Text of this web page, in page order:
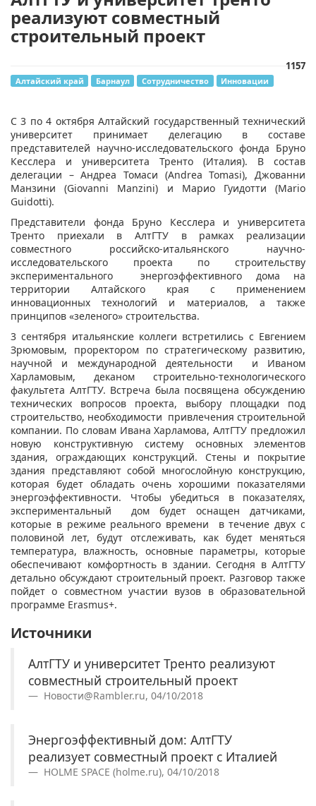
реализуют совместный
строительный проект
1157
Алтайский край Барнаул Сотрудничество Инновации
С 3 по 4 октября Алтайский государственный технический
университет принимает делегацию в составе
представителей научно-исследовательского фонда Бруно
Кесслера и университета Тренто (Италия). В состав
делегации – Андреа Томаси (Andrea Tomasi), Джованни
Манзини (Giovanni Manzini) и Марио Гуидотти (Mario
Guidotti).
Представители фонда Бруно Кесслера и университета
Тренто приехали в АлтГТУ в рамках реализации
совместного российско-итальянского научно-
исследовательского проекта по строительству
экспериментального энергоэффективного дома на
территории Алтайского края с применением
инновационных технологий и материалов, а также
принципов «зеленого» строительства.
3 сентября итальянские коллеги встретились с Евгением
Зрюмовым, проректором по стратегическому развитию,
научной и международной деятельности и Иваном
Харламовым, деканом строительно-технологического
факультета АлтГТУ. Встреча была посвящена обсуждению
технических вопросов проекта, выбору площадки под
строительство, необходимости привлечения строительной
компании. По словам Ивана Харламова, АлтГТУ предложил
новую конструктивную систему основных элементов
здания, ограждающих конструкций. Стены и покрытие
здания представляют собой многослойную конструкцию,
которая будет обладать очень хорошими показателями
энергоэффективности. Чтобы убедиться в показателях,
экспериментальный дом будет оснащен датчиками,
которые в режиме реального времени в течение двух с
половиной лет, будут отслеживать, как будет меняться
температура, влажность, основные параметры, которые
обеспечивают комфортность в здании. Сегодня в АлтГТУ
детально обсуждают строительный проект. Разговор также
пойдет о совместном участии вузов в образовательной
программе Erasmus+.
Источники
АлтГТУ и университет Тренто реализуют
совместный строительный проект
Новости@Rambler.ru, 04/10/2018
Энергоэффективный дом: АлтГТУ
реализует совместный проект с Италией
HOLME SPACE (holme.ru), 04/10/2018